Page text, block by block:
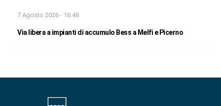
7 Agosto 2026 - 16:48
Via libera a impianti di accumulo Bess a Melfi e Picerno